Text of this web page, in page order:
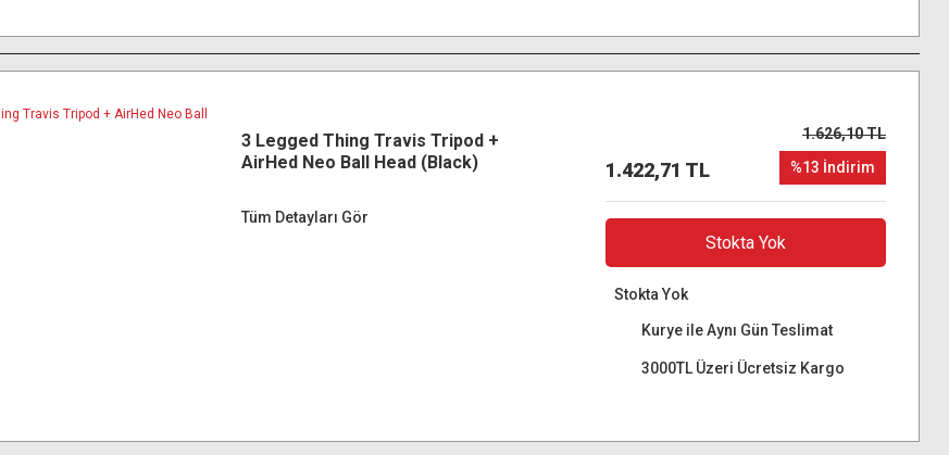
3 Legged Thing Travis Tripod +
AirHed Neo Ball Head (Black)
Tüm Detayları Gör
1.422,71 TL
1.626,10 TL
%13 İndirim
Stokta Yok
Stokta Yok
Kurye ile Aynı Gün Teslimat
3000TL Üzeri Ücretsiz Kargo